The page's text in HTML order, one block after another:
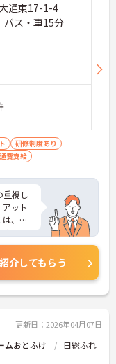
通東17-1-4
バス・車15分
研修制度あり
費支給
重視し
ット
、面
すので
紹介してもらう
更新日：2026年04月07日
ムおとふけ
日総ふれ